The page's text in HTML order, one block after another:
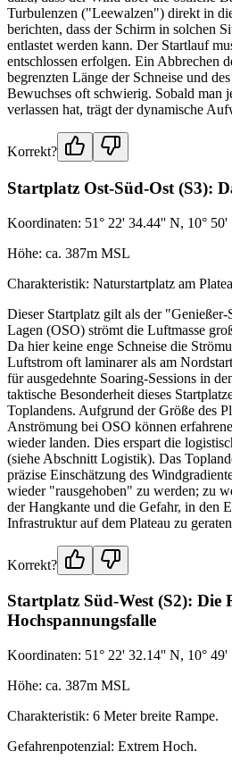
Turbulenzen ("Leewalzen") direkt in
berichten, dass der Schirm in solchen
entlastet werden kann. Der Startlauf
entschlossen erfolgen. Ein Abbrechen
begrenzten Länge der Schneise und
Bewuchses oft schwierig. Sobald man
verlassen hat, trägt der dynamische
Korrekt?
Startplatz Ost-Süd-Ost (S3):
Koordinaten: 51° 22' 34.44'' N, 10° 50'
Höhe: ca. 387m MSL
Charakteristik: Naturstartplatz am
Dieser Startplatz gilt als der
Lagen (OSO) strömt die Luftmasse
Da hier keine enge Schneise die
Luftstrom oft laminarer als am
für ausgedehnte Soaring-Sessions in
taktische Besonderheit dieses
Toplandens. Aufgrund der Größe des
Anströmung bei OSO können
wieder landen. Dies erspart die
(siehe Abschnitt Logistik). Das
präzise Einschätzung des
wieder "rausgehoben" zu werden; zu
der Hangkante und die Gefahr, in den
Infrastruktur auf dem Plateau zu
Korrekt?
Startplatz Süd-West (S2): Die
Hochspannungsfalle
Koordinaten: 51° 22' 32.14'' N, 10° 49'
Höhe: ca. 387m MSL
Charakteristik: 6 Meter breite Rampe.
Gefahrenpotenzial: Extrem Hoch.